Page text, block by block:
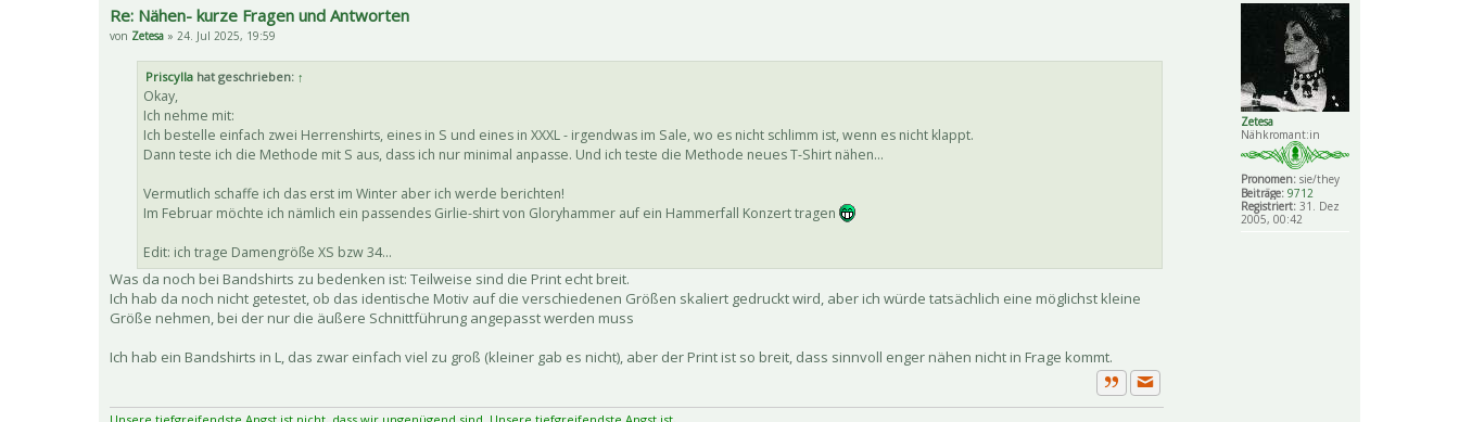
Zetesa
Nähkromant:in
Pronomen: sie/they
Beiträge: 9712
Registriert: 31. Dez
2005, 00:42
Re: Nähen- kurze Fragen und Antworten
von Zetesa » 24. Jul 2025, 19:59
Priscylla hat geschrieben: ↑
Okay,
Ich nehme mit:
Ich bestelle einfach zwei Herrenshirts, eines in S und eines in XXXL - irgendwas im Sale, wo es nicht schlimm ist, wenn es nicht klappt.
Dann teste ich die Methode mit S aus, dass ich nur minimal anpasse. Und ich teste die Methode neues T-Shirt nähen...
Vermutlich schaffe ich das erst im Winter aber ich werde berichten!
Im Februar möchte ich nämlich ein passendes Girlie-shirt von Gloryhammer auf ein Hammerfall Konzert tragen
Edit: ich trage Damengröße XS bzw 34...
Was da noch bei Bandshirts zu bedenken ist: Teilweise sind die Print echt breit.
Ich hab da noch nicht getestet, ob das identische Motiv auf die verschiedenen Größen skaliert gedruckt wird, aber ich würde tatsächlich eine möglichst kleine
Größe nehmen, bei der nur die äußere Schnittführung angepasst werden muss
Ich hab ein Bandshirts in L, das zwar einfach viel zu groß (kleiner gab es nicht), aber der Print ist so breit, dass sinnvoll enger nähen nicht in Frage kommt.
ZitatPrivate Nachricht senden